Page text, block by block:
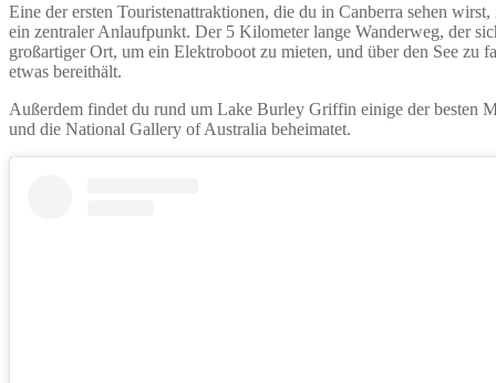
Eine der ersten Touristenattraktionen, die du in Canberra sehen
ein zentraler Anlaufpunkt. Der 5 Kilometer lange Wanderweg, der
großartiger Ort, um ein Elektroboot zu mieten, und über den See zu
etwas bereithält.
Außerdem findet du rund um Lake Burley Griffin einige der besten
und die National Gallery of Australia beheimatet.